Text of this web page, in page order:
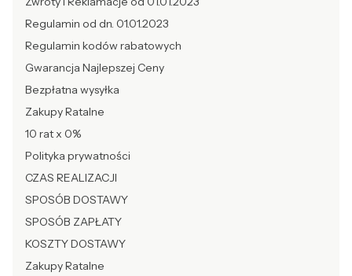
Regulamin od dn. 01.01.2023
Regulamin kodów rabatowych
Gwarancja Najlepszej Ceny
Bezpłatna wysyłka
Zakupy Ratalne
10 rat x 0%
Polityka prywatności
CZAS REALIZACJI
SPOSÓB DOSTAWY
SPOSÓB ZAPŁATY
KOSZTY DOSTAWY
Zakupy Ratalne